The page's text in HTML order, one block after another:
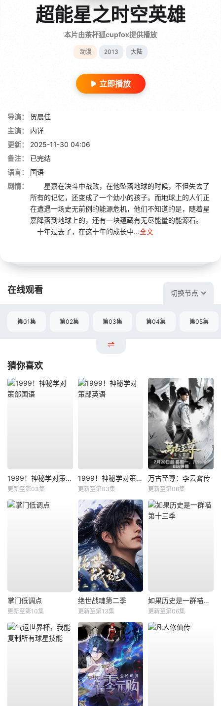
超能星之时空英雄
本片由茶杯狐cupfox提供播放
动漫 2013 大陆
立即播放
导演：
贺晨佳
主演：
内详
更新：
2025-11-30 04:06
备注：
已完结
语言：
国语
剧情：
星嘉在决斗中战败，在他坠落地球的时候，不但失去了
所有的记忆，还变成了一个幼小的孩子。而地球上的人们正
在遭遇一场史无前例的能源危机，他们不知道的是，随着星
嘉降落到地球上的，还有一块蕴藏有无尽能量的能源石。
十年过去了，在这十年的成长中...全文
在线观看 切换节点
第01集 第02集 第03集 第04集 第05集
猜你喜欢
1999！神秘学对策部国语
更新至第03集
1999！神秘学对策部英语
更新至第03集
万古至尊：李云霄传
更新至第08集
掌门低调点
更新至第10集
绝世战魂第二季
更新至第13集
如果历史是一群喵第十三季
更新至第06集